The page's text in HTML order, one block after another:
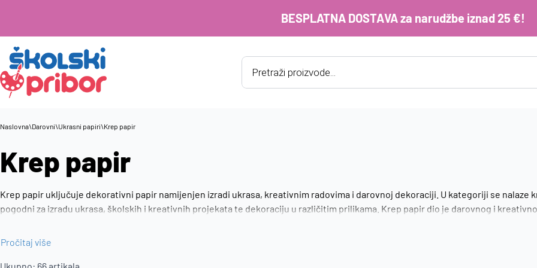
BESPLATNA DOSTAVA za narudžbe iznad 25 €!
Products
search
Naslovna\Darovni\Ukrasni papiri\Krep papir
Krep papir
Krep papir uključuje dekorativni papir namijenjen izradi ukrasa, kreativnim radovima i darovnoj dekoraciji. U kategoriji se nalaze
pogodni za izradu ukrasa, školskih i kreativnih projekata te dekoraciju u različitim prilikama. Krep papir dio je darovnog i
Pročitaj više